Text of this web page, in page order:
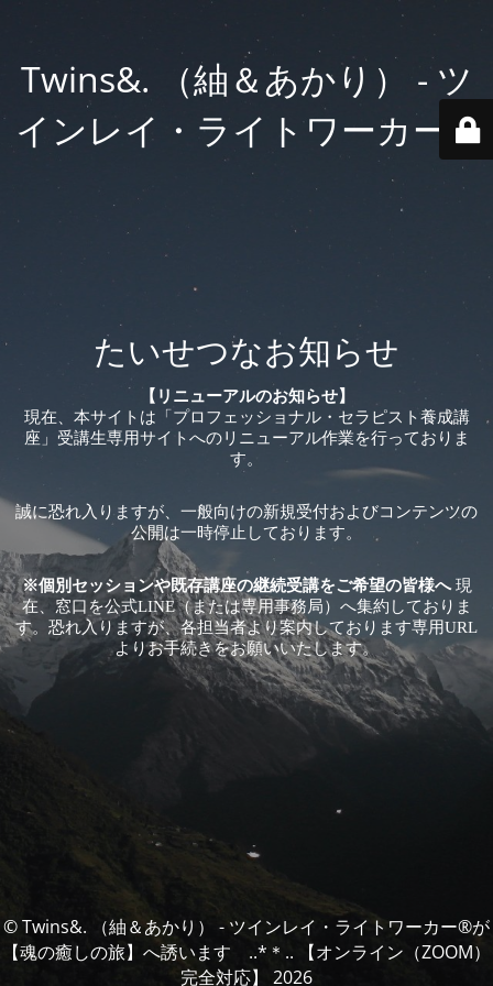
Twins&. （紬＆あかり） - ツ
インレイ・ライトワーカー®️
たいせつなお知らせ
【リニューアルのお知らせ】
現在、本サイトは「プロフェッショナル・セラピスト養成講
座」受講生専用サイトへのリニューアル作業を行っておりま
す。
誠に恐れ入りますが、一般向けの新規受付およびコンテンツの
公開は一時停止しております。
※個別セッションや既存講座の継続受講をご希望の皆様へ現
在、窓口を公式LINE（または専用事務局）へ集約しておりま
す。恐れ入りますが、各担当者より案内しております専用URL
よりお手続きをお願いいたします。
© Twins&. （紬＆あかり） - ツインレイ・ライトワーカー®️が
【魂の癒しの旅】へ誘います ..*＊.. 【オンライン（ZOOM）
完全対応】 2026